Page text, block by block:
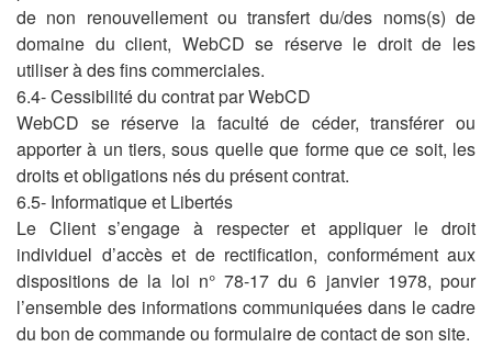
de non renouvellement ou transfert du/des noms(s) de
domaine du client, WebCD se réserve le droit de les
utiliser à des fins commerciales.
6.4- Cessibilité du contrat par WebCD
WebCD se réserve la faculté de céder, transférer ou
apporter à un tiers, sous quelle que forme que ce soit, les
droits et obligations nés du présent contrat.
6.5- Informatique et Libertés
Le Client s’engage à respecter et appliquer le droit
individuel d’accès et de rectification, conformément aux
dispositions de la loi n° 78-17 du 6 janvier 1978, pour
l’ensemble des informations communiquées dans le cadre
du bon de commande ou formulaire de contact de son site.